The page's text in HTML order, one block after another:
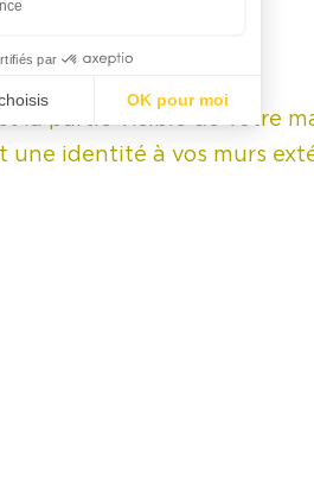
de façades
la partie visible de votre
une identité à vos murs